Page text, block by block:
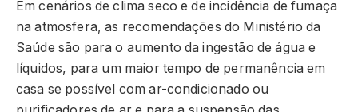
Em cenários de clima seco e de incidência de fumaça
na atmosfera, as recomendações do Ministério da
Saúde são para o aumento da ingestão de água e
líquidos, para um maior tempo de permanência em
casa se possível com ar-condicionado ou